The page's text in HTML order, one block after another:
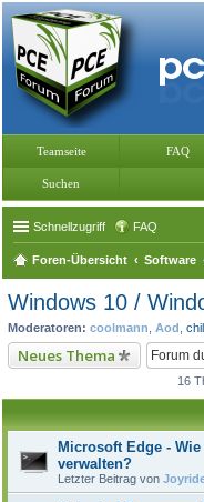
Teamseite FAQ
Suchen
Schnellzugriff FAQ
Foren-Übersicht Software
Windows 10 /
Moderatoren: coolmann Aod
Neues Thema
16
Microsoft Edge -
verwalten?
Letzter Beitrag von